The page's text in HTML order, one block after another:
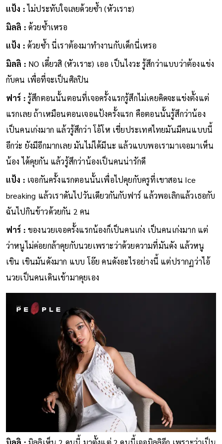
แป้ง :ไม่ประทับใจเลยด้วยซ้ำ (หัวเราะ)
มิลลิ : ด้วยซ้ำเหรอ
แป้ง : ด้วยซ้ำ นี่เราต้องมาทำงานกับเด็กนี่เหรอ
มิลลิ : NO เดี๋ยวสิ (หัวเราะ) เออ เป็นไงวะ รู้สึกว่าแบบว่าต้องแข่ง
กับคน เพื่อที่จะเป็นศิลปิน
ฟาร์ :รู้สึกตอนนั้นตอนที่เจอครั้งแรกรู้สึกไม่เคยคิดจะแข่งตั้งแต่
แรกเลย ถ้าเหมือนตอนเจอแป้งครั้งแรก คือตอนนั้นรู้สึกว่าน้อง
เป็นคนเก่งมาก แล้วรู้สึกว่า โอ้โห เชี่ยประเทศไทยมันมีคนแบบนี้
อีกว่ะ ยังมีอีกมากเลย มันไม่ได้มีนะ แล้วแบบพอเรามาเจอมาเห็น
น้อง ได้คุยกัน แล้วรู้สึกว่าน้องเป็นคนน่ารักดี
แป้ง : เจอกันครั้งแรกตอนนั้นเพื่อไปคุยกับครูที่เขาสอน Ice
breaking แล้วเราดันไปวันเดียวกันกับฟาร์ แล้วพอเลิกแล้วเธอกับ
ฉันไปกินข้าวด้วยกัน 2 คน
ฟาร์ : ของนวยเจอครั้งแรกน้องก็เป็นคนเก่ง เป็นคนเก่งมาก แต่
ว่าหนูไม่ค่อยกล้าคุยกับนวยเพราะว่าด้วยความที่มันดัง แล้วหนู
เขิน เขินมันดังมาก แบบ โอ๊ย คนดังอะไรอย่างนี้ แต่ปรากฏว่าไอ้
นวยเป็นคนเดินเข้ามาคุยเอง